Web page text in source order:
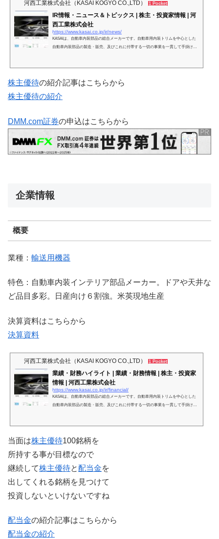
河西工業株式会社（KASAI KOGYO CO.,LTD） 1 Pocket
IR情報・ニュース＆トピックス | 株主・投資家情報 | 河
西工業株式会社
https://www.kasai.co.jp/ir/news/
KASAIは、自動車内装部品の総合メーカーです。自動車用内装トリムを中心とした
自動車内装部品の製造・販売、及びこれに付帯する一切の事業を一貫して手掛けて
株主優待の紹介記事はこちらから
株主優待の紹介
DMM.com証券の申込はこちらから
企業情報
概要
業種： 輸送用機器
特色：自動車内装インテリア部品メーカー。ドアや天井な
ど品目多彩。日産向け６割強。米英現地生産
決算資料はこちらから
決算資料
河西工業株式会社（KASAI KOGYO CO.,LTD） 1 Pocket
業績・財務ハイライト | 業績・財務情報 | 株主・投資家
情報 | 河西工業株式会社
https://www.kasai.co.jp/ir/financial/
KASAIは、自動車内装部品の総合メーカーです。自動車用内装トリムを中心とした
自動車内装部品の製造・販売、及びこれに付帯する一切の事業を一貫して手掛けて
当面は株主優待100銘柄を
所持する事が目標なので
継続して株主優待と配当金を
出してくれる銘柄を見つけて
投資しないといけないですね
配当金の紹介記事はこちらから
配当金の紹介